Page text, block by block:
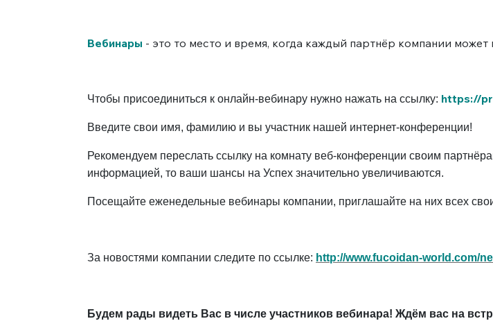
Вебинары - это то место и время, когда каждый партнёр компании
Чтобы присоединиться к онлайн-вебинару нужно нажать на ссылку: https://
Введите свои имя, фамилию и вы участник нашей интернет-конференции!
Рекомендуем переслать ссылку на комнату веб-конференции своим
информацией, то ваши шансы на Успех значительно увеличиваются.
Посещайте еженедельные вебинары компании, приглашайте на них всех
За новостями компании следите по ссылке: http://www.fucoidan-world.com/
Будем рады видеть Вас в числе участников вебинара! Ждём вас на